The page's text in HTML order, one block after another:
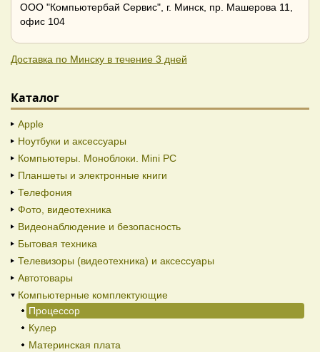
ООО "Компьютербай Сервис", г. Минск, пр. Машерова 11,
офис 104
Доставка по Минску в течение 3 дней
Каталог
Apple
Ноутбуки и аксессуары
Компьютеры. Моноблоки. Mini PC
Планшеты и электронные книги
Телефония
Фото, видеотехника
Видеонаблюдение и безопасность
Бытовая техника
Телевизоры (видеотехника) и аксессуары
Автотовары
Компьютерные комплектующие
Процессор
Кулер
Материнская плата